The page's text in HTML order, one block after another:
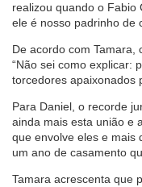
realizou quando o Fabio
ele é nosso padrinho de
De acordo com Tamara,
“Não sei como explicar:
torcedores apaixonados
Para Daniel, o recorde
ainda mais esta união e
que envolve eles e mais
um ano de casamento
Tamara acrescenta que